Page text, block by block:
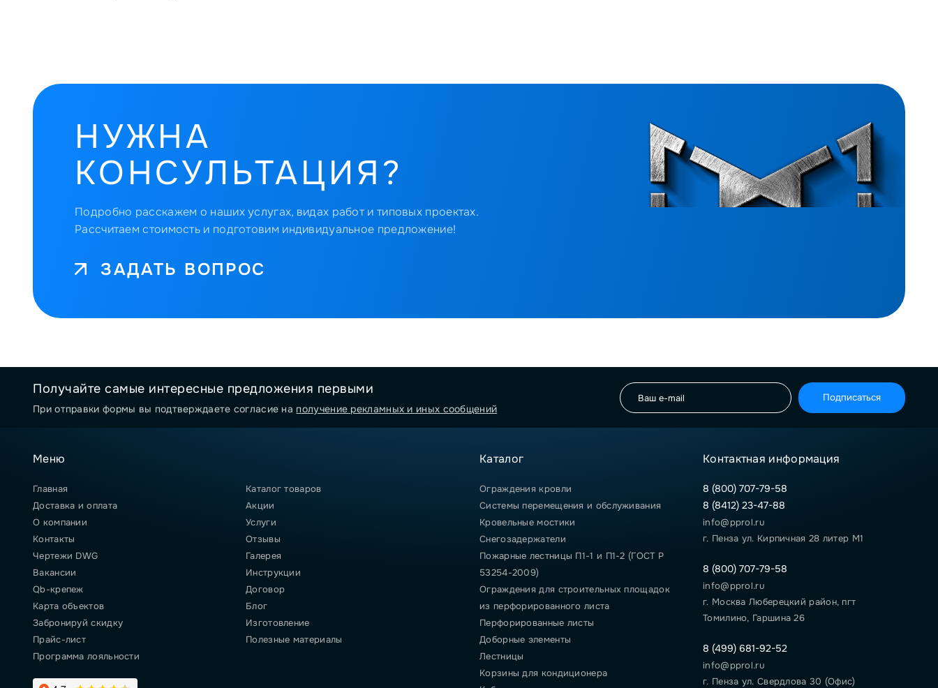
НУЖНА
КОНСУЛЬТАЦИЯ?
Подробно расскажем о наших услугах, видах работ и типовых проектах.
Рассчитаем стоимость и подготовим индивидуальное предложение!
ЗАДАТЬ ВОПРОС
Получайте самые интересные предложения первыми
При отправки формы вы подтверждаете согласие на получение рекламных и иных сообщений
Подписаться
Меню
Главная
Каталог товаров
Доставка и оплата
Акции
О компании
Услуги
Контакты
Отзывы
Чертежи DWG
Галерея
Вакансии
Инструкции
Qb-крепеж
Договор
Карта объектов
Блог
Забронируй скидку
Изготовление
Прайс-лист
Полезные материалы
Программа лояльности
Каталог
Ограждения кровли
Системы перемещения и обслуживания
Кровельные мостики
Снегозадержатели
Пожарные лестницы П1-1 и П1-2 (ГОСТ Р
53254-2009)
Ограждения для строительных площадок
из перфорированного листа
Перфорированные листы
Доборные элементы
Лестницы
Корзины для кондиционера
Контактная информация
8 (800) 707-79-58
8 (8412) 23-47-88
info@pprol.ru
г. Пенза ул. Кирпичная 28 литер М1
8 (800) 707-79-58
info@pprol.ru
г. Москва Люберецкий район, пгт
Томилино, Гаршина 26
8 (499) 681-92-52
info@pprol.ru
г. Пенза ул. Свердлова 30 (Офис)